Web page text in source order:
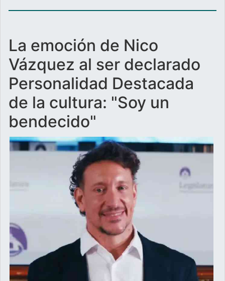
La emoción de Nico
Vázquez al ser declarado
Personalidad Destacada
de la cultura: "Soy un
bendecido"